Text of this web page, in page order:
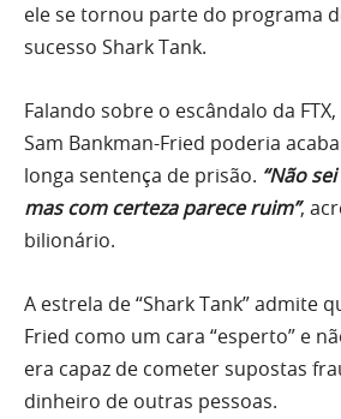
ele se tornou parte do programa
sucesso Shark Tank.
Falando sobre o escândalo da
Sam Bankman-Fried poderia
longa sentença de prisão. “Não
mas com certeza parece ruim”,
bilionário.
A estrela de “Shark Tank” admite
Fried como um cara “esperto” e
era capaz de cometer supostas
dinheiro de outras pessoas.